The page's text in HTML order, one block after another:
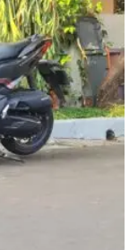
barel/4,6 juta
juta barel/1,4
ujar Febri,
terdapat
mobil
roda tiga
1,872 Triliun.
tahun di